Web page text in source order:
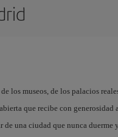
los museos, de los palacios
que recibe con generosidad
de una ciudad que nunca duerme